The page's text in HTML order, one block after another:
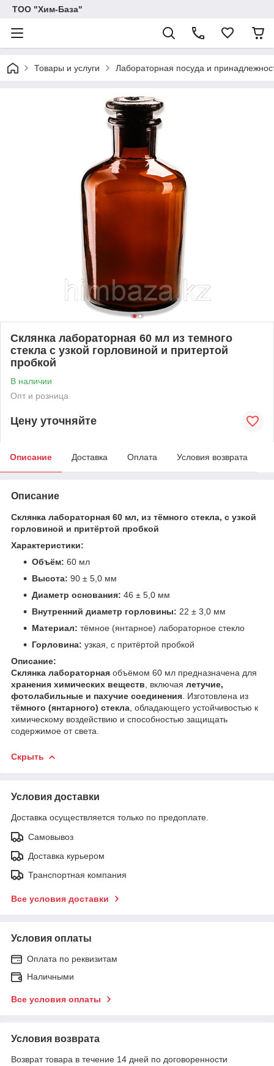
ТОО "Хим-База"
Товары и услуги Лабораторная посуда и
Склянка лабораторная 60 мл из темного
стекла с узкой горловиной и притертой
пробкой
В наличии
Опт и розница
Цену уточняйте
Описание Доставка Оплата Условия возврата
Описание
Склянка лабораторная 60 мл, из тёмного стекла, с узкой
горловиной и притёртой пробкой
Характеристики:
Объём: 60 мл
Высота: 90 ± 5,0 мм
Диаметр основания: 46 ± 5,0 мм
Внутренний диаметр горловины: 22 ± 3,0 мм
Материал: тёмное (янтарное) лабораторное стекло
Горловина: узкая, с притёртой пробкой
Описание:
Склянка лабораторная объёмом 60 мл предназначена для
хранения химических веществ , включая летучие,
фотолабильные и пахучие соединения . Изготовлена из
тёмного (янтарного) стекла , обладающего устойчивостью к
химическому воздействию и способностью защищать
содержимое от света.
Скрыть
Условия доставки
Доставка осуществляется только по предоплате.
Самовывоз
Доставка курьером
Транспортная компания
Все условия доставки
Условия оплаты
Оплата по реквизитам
Наличными
Все условия оплаты
Условия возврата
Возврат товара в течение 14 дней по договоренности